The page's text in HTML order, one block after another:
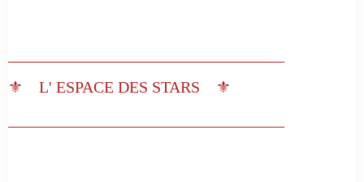
⚜️ L' ESPACE DES STARS ⚜️